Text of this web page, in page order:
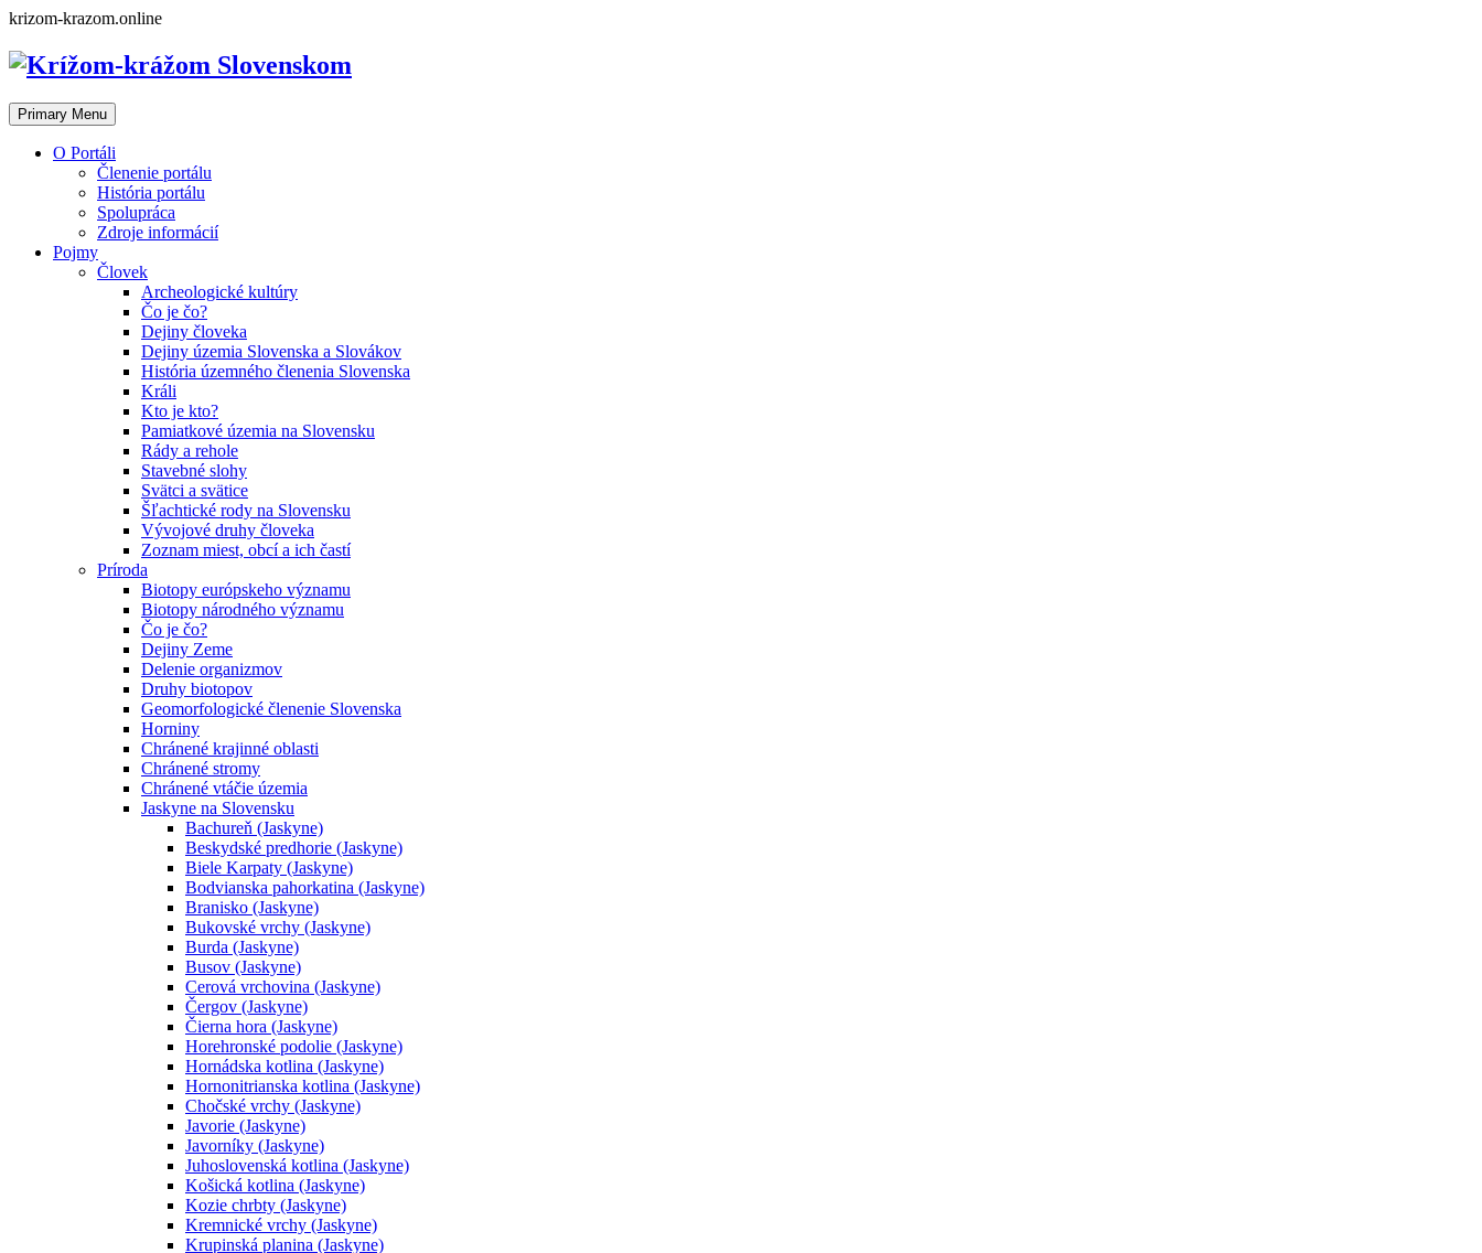
Skip
content
krizom-krazom.online
Primary Menu
O Portáli
Členenie portálu
História portálu
Spolupráca
Zdroje informácií
Pojmy
Človek
Archeologické kultúry
Čo je čo?
Dejiny človeka
Dejiny územia Slovenska a Slovákov
História územného členenia Slovenska
Králi
Kto je kto?
Pamiatkové územia na Slovensku
Rády a rehole
Stavebné slohy
Svätci a svätice
Šľachtické rody na Slovensku
Vývojové druhy človeka
Zoznam miest, obcí a ich častí
Príroda
Biotopy európskeho významu
Biotopy národného významu
Čo je čo?
Dejiny Zeme
Delenie organizmov
Druhy biotopov
Geomorfologické členenie Slovenska
Horniny
Chránené krajinné oblasti
Chránené stromy
Chránené vtáčie územia
Jaskyne na Slovensku
Bachureň (Jaskyne)
Beskydské predhorie (Jaskyne)
Biele Karpaty (Jaskyne)
Bodvianska pahorkatina (Jaskyne)
Branisko (Jaskyne)
Bukovské vrchy (Jaskyne)
Burda (Jaskyne)
Busov (Jaskyne)
Cerová vrchovina (Jaskyne)
Čergov (Jaskyne)
Čierna hora (Jaskyne)
Horehronské podolie (Jaskyne)
Hornádska kotlina (Jaskyne)
Hornonitrianska kotlina (Jaskyne)
Chočské vrchy (Jaskyne)
Javorie (Jaskyne)
Javorníky (Jaskyne)
Juhoslovenská kotlina (Jaskyne)
Košická kotlina (Jaskyne)
Kozie chrbty (Jaskyne)
Kremnické vrchy (Jaskyne)
Krupinská planina (Jaskyne)